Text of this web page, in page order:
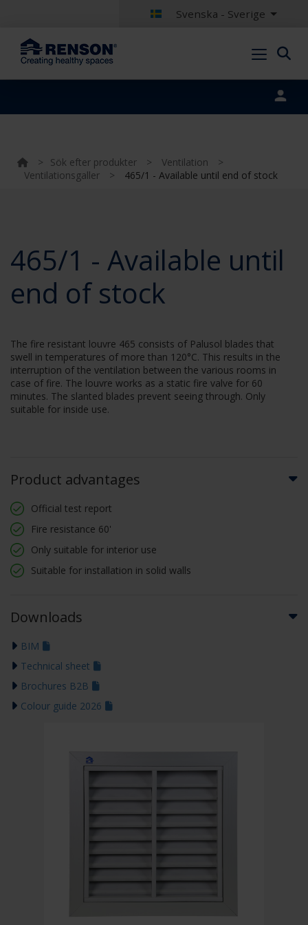
Svenska - Sverige
> Sök efter produkter > Ventilation
>
Ventilationsgaller
> 465/1 - Available until end of stock
465/1 - Available until
end of stock
The fire resistant louvre 465 consists of Palusol blades that
swell in temperatures of more than 120°C. This results in the
interruption of the ventilation between the various rooms in
case of fire. The louvre works as a static fire valve for 60
minutes. The slanted blades prevent seeing through. Only
suitable for inside use.
Product advantages
Official test report
Fire resistance 60'
Only suitable for interior use
Suitable for installation in solid walls
Downloads
BIM
Technical sheet
Brochures B2B
Colour guide 2026